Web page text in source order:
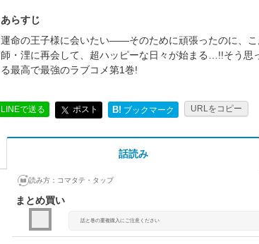
あらすじ
運命の王子様に会いたい――そのために頑張ったのに、
師・浬に再会して、超ハッピーな日々が始まる…!!そう
る最高で最強のラブコメ第1巻!
LINEで送る ポスト B! ブックマーク URLをコピー
話読み
読み方： コマタテ・タップ
まとめ買い
話と巻の重複購入にご注意ください